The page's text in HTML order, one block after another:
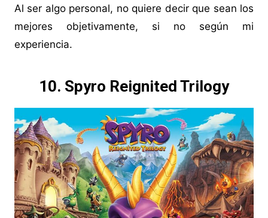
Al ser algo personal, no quiere decir que sean los
mejores objetivamente, si no según mi
experiencia.
10. Spyro Reignited Trilogy